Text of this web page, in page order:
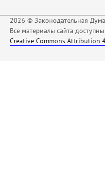
2026 © Законодательная
Все материалы сайта
Creative Commons Attribution